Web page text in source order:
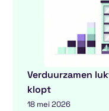
Verduurzamen
klopt
18 mei 2026